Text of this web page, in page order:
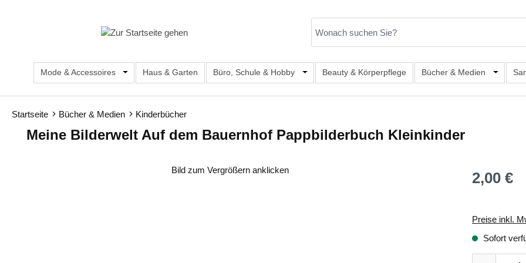
Mode & Accessoires Öffne oder Schließe das Dropdown der Kategorie Mode & Accessoires
Haus & Garten Büro, Schule & Hobby Öffne oder Schließe das Dropdown der Kategorie Büro,
Beauty & Körperpflege Bücher & Medien Öffne
Startseite Bücher & Medien Kinderbücher
Meine Bilderwelt Auf dem Bauernhof Pappbilderbuch Kleinkinder
Bild zum Vergrößern anklicken
Regulärer
2,00 €
Preise inkl.
Sofort
Produkt